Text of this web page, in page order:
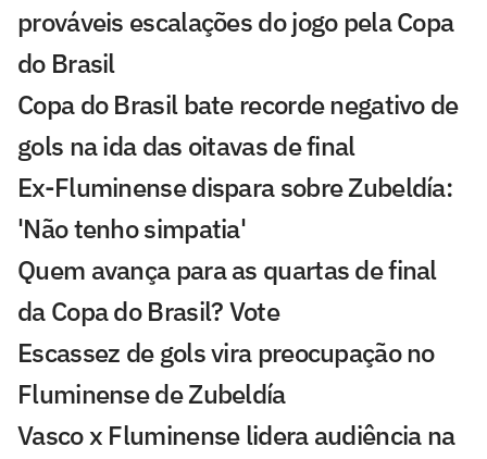
prováveis escalações do jogo pela Copa
do Brasil
Copa do Brasil bate recorde negativo de
gols na ida das oitavas de final
Ex-Fluminense dispara sobre Zubeldía:
'Não tenho simpatia'
Quem avança para as quartas de final
da Copa do Brasil? Vote
Escassez de gols vira preocupação no
Fluminense de Zubeldía
Vasco x Fluminense lidera audiência na